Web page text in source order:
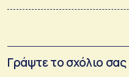
Γράψτε το σχόλιο σας